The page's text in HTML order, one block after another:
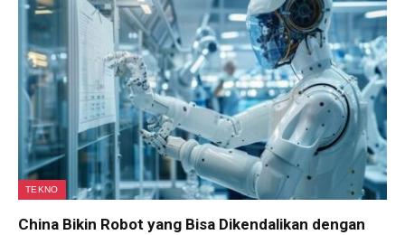
TEKNO
China Bikin Robot yang Bisa Dikendalikan dengan